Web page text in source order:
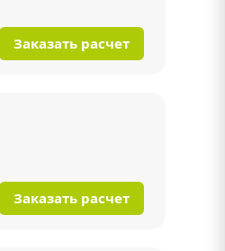
Заказать расчет
Заказать расчет